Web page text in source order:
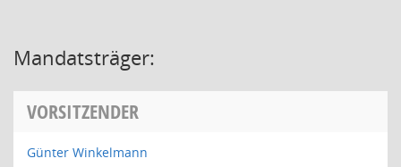
Mandatsträger:
VORSITZENDER
Günter Winkelmann